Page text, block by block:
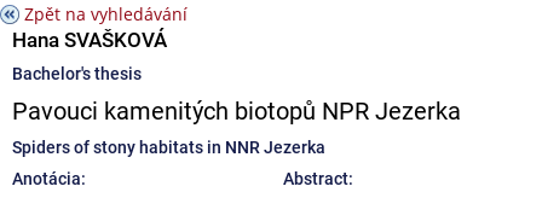
Zpět na vyhledávání
Hana SVAŠKOVÁ
Bachelor's thesis
Pavouci kamenitých biotopů NPR Jezerka
Spiders of stony habitats in NNR Jezerka
Anotácia:
Abstract: